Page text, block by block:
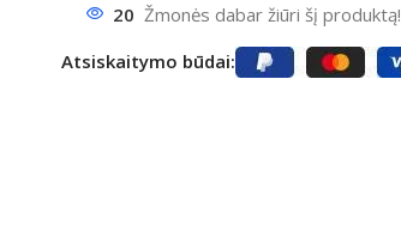
20 Žmonės dabar žiūri šį produktą!
Atsiskaitymo būdai: